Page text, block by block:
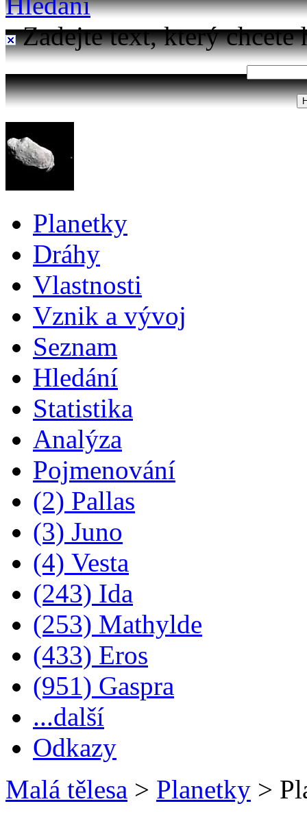
Zadejte text, který chcete
Planetky
Dráhy
Vlastnosti
Vznik a vývoj
Seznam
Hledání
Statistika
Analýza
Pojmenování
(2) Pallas
(3) Juno
(4) Vesta
(243) Ida
(253) Mathylde
(433) Eros
(951) Gaspra
...další
Odkazy
Malá tělesa > Planetky >